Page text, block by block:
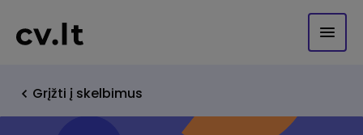
Grįžti į skelbimus